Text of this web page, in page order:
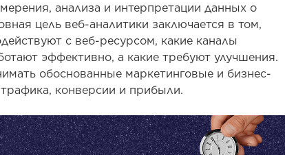
анализа и интерпретации данных о
цель веб-аналитики заключается в том,
с веб-ресурсом, какие каналы
эффективно, а какие требуют улучшения.
обоснованные маркетинговые и бизнес-
конверсии и прибыли.